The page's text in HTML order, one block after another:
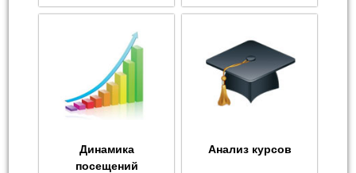
Динамика
посещений
Анализ курсов